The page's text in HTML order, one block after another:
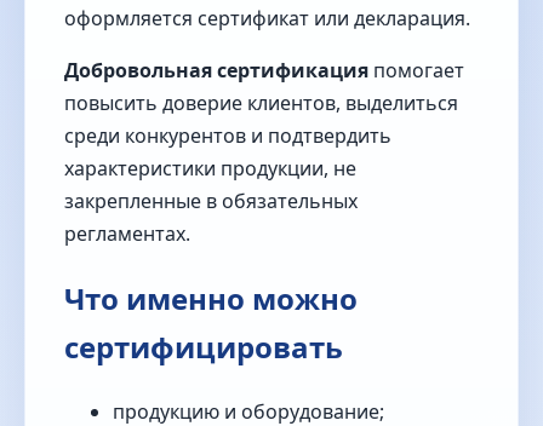
оформляется сертификат или декларация.
Добровольная сертификация помогает
повысить доверие клиентов, выделиться
среди конкурентов и подтвердить
характеристики продукции, не
закрепленные в обязательных
регламентах.
Что именно можно
сертифицировать
продукцию и оборудование;